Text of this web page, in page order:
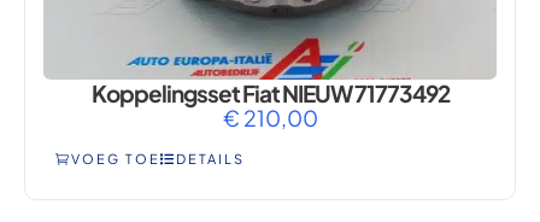
Koppelingsset Fiat NIEUW 71773492
€ 210,00
VOEG TOE DETAILS